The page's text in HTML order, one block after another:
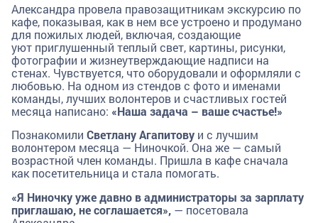
Александра провела правозащитникам экскурсию по
кафе, показывая, как в нем все устроено и продумано
для пожилых людей, включая, создающие
уют приглушенный теплый свет, картины, рисунки,
фотографии и жизнеутверждающие надписи на
стенах. Чувствуется, что оборудовали и оформляли с
любовью. На одном из стендов с фото и именами
команды, лучших волонтеров и счастливых гостей
месяца написано: «Наша задача – ваше счастье!»
Познакомили Светлану Агапитову и с лучшим
волонтером месяца — Ниночкой. Она же — самый
возрастной член команды. Пришла в кафе сначала
как посетительница и стала помогать.
«Я Ниночку уже давно в администраторы за зарплату
приглашаю, не соглашается», — посетовала